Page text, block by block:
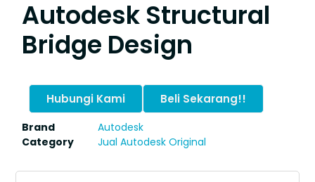
Autodesk Structural
Bridge Design
Hubungi Kami Beli Sekarang!!
Brand
Autodesk
Category
Jual Autodesk Original